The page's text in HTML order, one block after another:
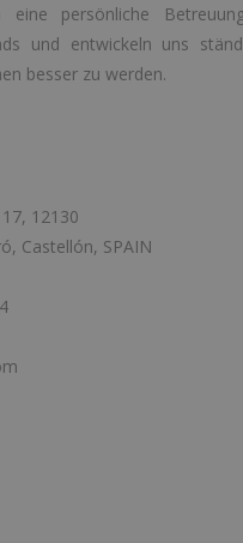
eine persönliche
und entwickeln uns
besser zu werden.
12130
Castellón, SPAIN